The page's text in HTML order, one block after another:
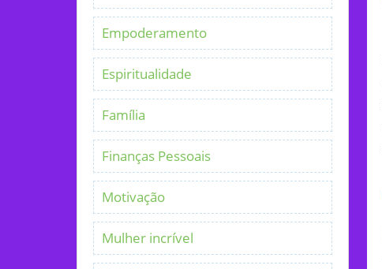
Empoderamento
Espiritualidade
Família
Finanças Pessoais
Motivação
Mulher incrível